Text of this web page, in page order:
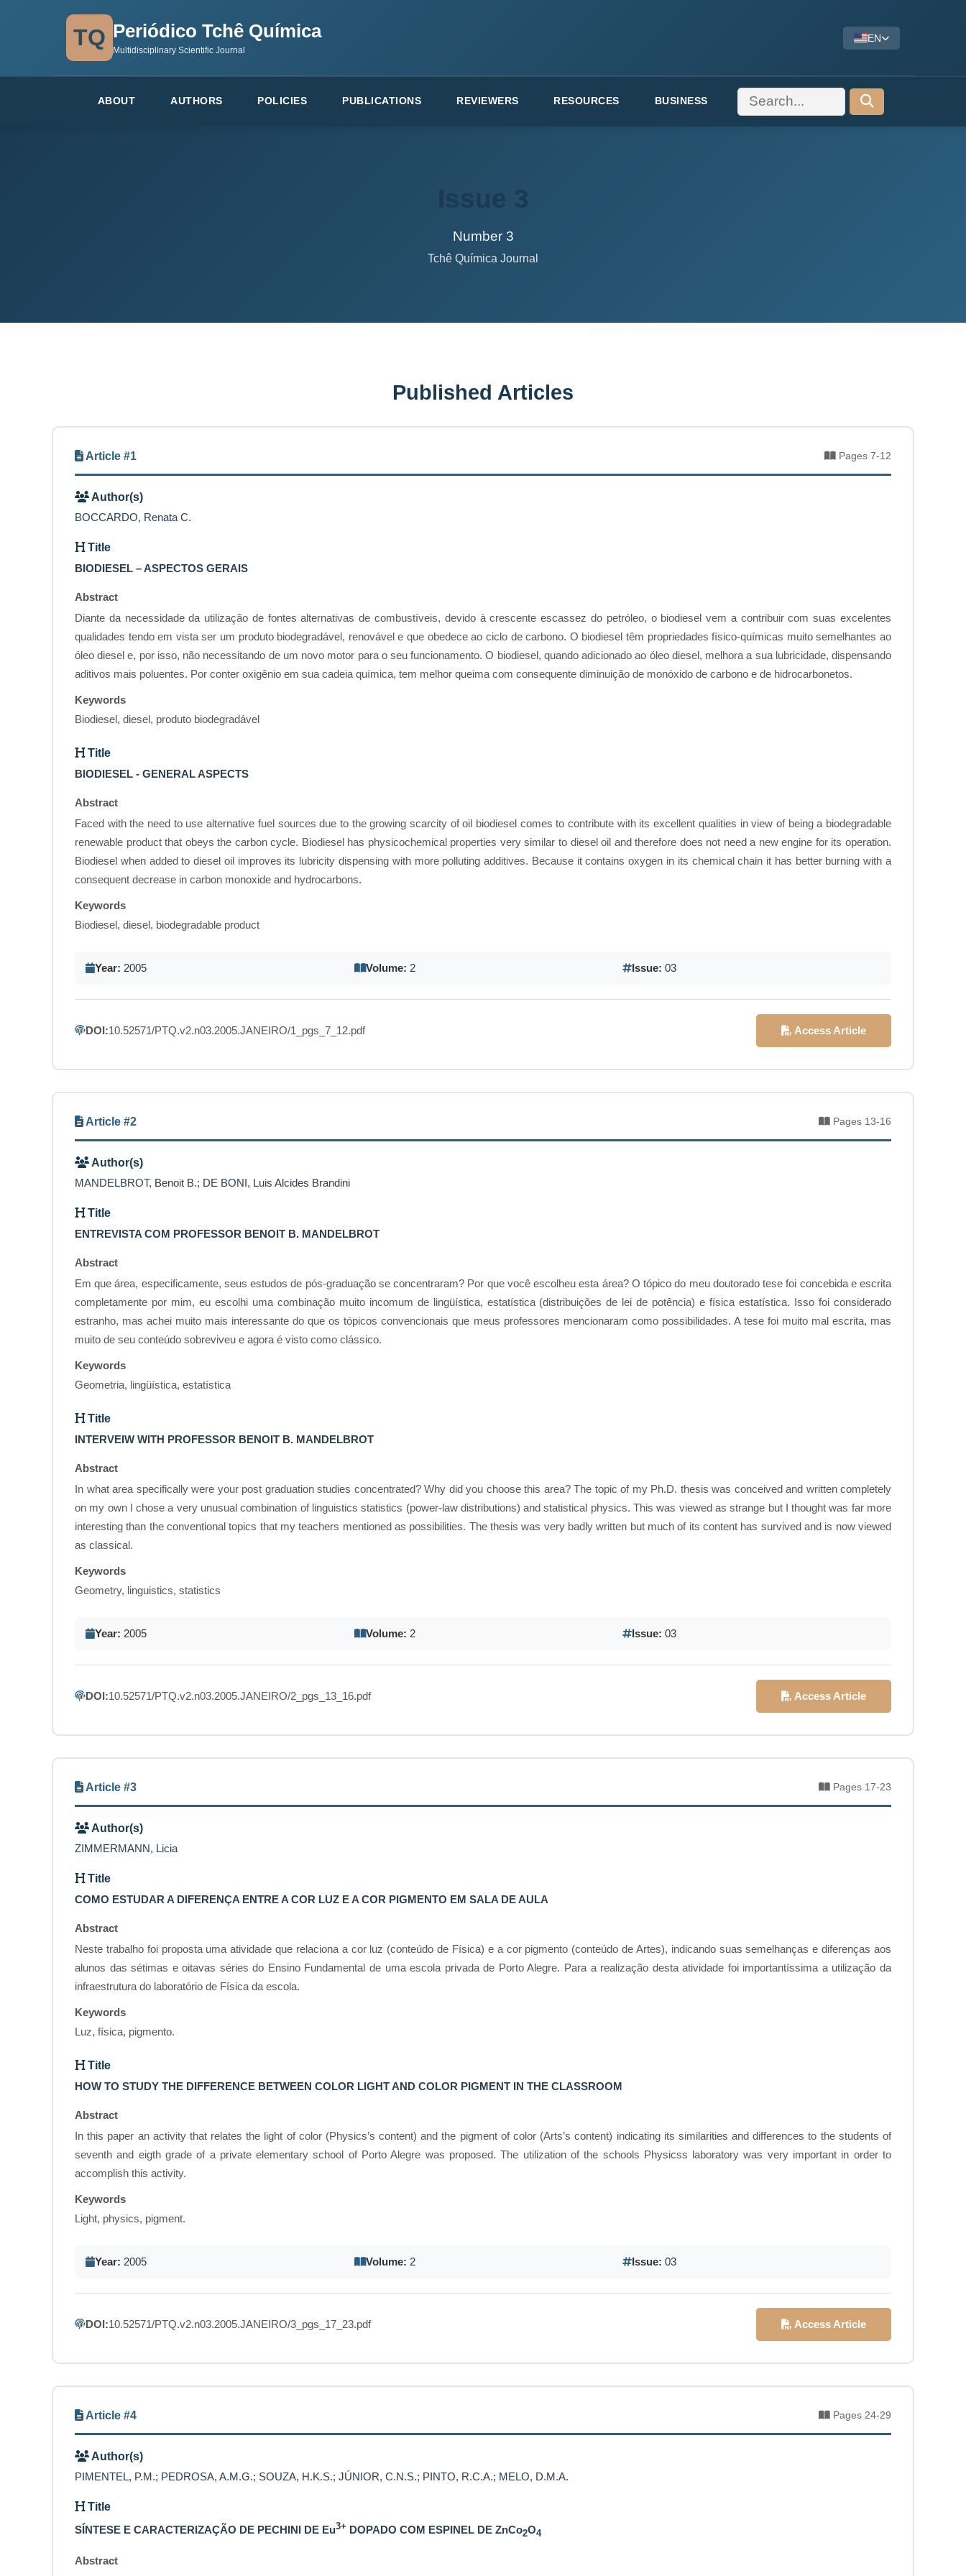
TQ Periódico Tchê Química
Multidisciplinary Scientific Journal
EN
ABOUT AUTHORS POLICIES PUBLICATIONS REVIEWERS RESOURCES BUSINESS
Issue 3
Number 3
Tchê Química Journal
Published Articles
Article #1 Pages 7-12
Author(s)
BOCCARDO, Renata C.
Title
BIODIESEL – ASPECTOS GERAIS
Abstract
Diante da necessidade da utilização de fontes alternativas de combustíveis, devido à crescente escassez do petróleo, o biodiesel vem a contribuir com suas excelentes
qualidades tendo em vista ser um produto biodegradável, renovável e que obedece ao ciclo de carbono. O biodiesel têm propriedades físico-químicas muito semelhantes ao
óleo diesel e, por isso, não necessitando de um novo motor para o seu funcionamento. O biodiesel, quando adicionado ao óleo diesel, melhora a sua lubricidade, dispensando
aditivos mais poluentes. Por conter oxigênio em sua cadeia química, tem melhor queima com consequente diminuição de monóxido de carbono e de hidrocarbonetos.
Keywords
Biodiesel, diesel, produto biodegradável
Title
BIODIESEL - GENERAL ASPECTS
Abstract
Faced with the need to use alternative fuel sources due to the growing scarcity of oil biodiesel comes to contribute with its excellent qualities in view of being a biodegradable
renewable product that obeys the carbon cycle. Biodiesel has physicochemical properties very similar to diesel oil and therefore does not need a new engine for its operation.
Biodiesel when added to diesel oil improves its lubricity dispensing with more polluting additives. Because it contains oxygen in its chemical chain it has better burning with a
consequent decrease in carbon monoxide and hydrocarbons.
Keywords
Biodiesel, diesel, biodegradable product
Year: 2005 Volume: 2 Issue: 03
DOI:10.52571/PTQ.v2.n03.2005.JANEIRO/1_pgs_7_12.pdf Access Article
Article #2 Pages 13-16
Author(s)
MANDELBROT, Benoit B.; DE BONI, Luis Alcides Brandini
Title
ENTREVISTA COM PROFESSOR BENOIT B. MANDELBROT
Abstract
Em que área, especificamente, seus estudos de pós-graduação se concentraram? Por que você escolheu esta área? O tópico do meu doutorado tese foi concebida e escrita
completamente por mim, eu escolhi uma combinação muito incomum de lingüística, estatística (distribuições de lei de potência) e física estatística. Isso foi considerado
estranho, mas achei muito mais interessante do que os tópicos convencionais que meus professores mencionaram como possibilidades. A tese foi muito mal escrita, mas
muito de seu conteúdo sobreviveu e agora é visto como clássico.
Keywords
Geometria, lingüística, estatística
Title
INTERVEIW WITH PROFESSOR BENOIT B. MANDELBROT
Abstract
In what area specifically were your post graduation studies concentrated? Why did you choose this area? The topic of my Ph.D. thesis was conceived and written completely
on my own I chose a very unusual combination of linguistics statistics (power-law distributions) and statistical physics. This was viewed as strange but I thought was far more
interesting than the conventional topics that my teachers mentioned as possibilities. The thesis was very badly written but much of its content has survived and is now viewed
as classical.
Keywords
Geometry, linguistics, statistics
Year: 2005 Volume: 2 Issue: 03
DOI:10.52571/PTQ.v2.n03.2005.JANEIRO/2_pgs_13_16.pdf Access Article
Article #3 Pages 17-23
Author(s)
ZIMMERMANN, Licia
Title
COMO ESTUDAR A DIFERENÇA ENTRE A COR LUZ E A COR PIGMENTO EM SALA DE AULA
Abstract
Neste trabalho foi proposta uma atividade que relaciona a cor luz (conteúdo de Física) e a cor pigmento (conteúdo de Artes), indicando suas semelhanças e diferenças aos
alunos das sétimas e oitavas séries do Ensino Fundamental de uma escola privada de Porto Alegre. Para a realização desta atividade foi importantíssima a utilização da
infraestrutura do laboratório de Física da escola.
Keywords
Luz, física, pigmento.
Title
HOW TO STUDY THE DIFFERENCE BETWEEN COLOR LIGHT AND COLOR PIGMENT IN THE CLASSROOM
Abstract
In this paper an activity that relates the light of color (Physics’s content) and the pigment of color (Arts’s content) indicating its similarities and differences to the students of
seventh and eigth grade of a private elementary school of Porto Alegre was proposed. The utilization of the schools Physicss laboratory was very important in order to
accomplish this activity.
Keywords
Light, physics, pigment.
Year: 2005 Volume: 2 Issue: 03
DOI:10.52571/PTQ.v2.n03.2005.JANEIRO/3_pgs_17_23.pdf Access Article
Article #4 Pages 24-29
Author(s)
PIMENTEL, P.M.; PEDROSA, A.M.G.; SOUZA, H.K.S.; JÚNIOR, C.N.S.; PINTO, R.C.A.; MELO, D.M.A.
Title
SÍNTESE E CARACTERIZAÇÃO DE PECHINI DE Eu3+ DOPADO COM ESPINEL DE ZnCo2O4
Abstract